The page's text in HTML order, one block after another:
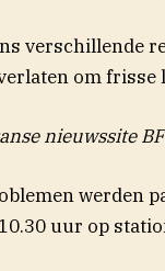
verschillende
om frisse
nieuwssite
werden
uur op